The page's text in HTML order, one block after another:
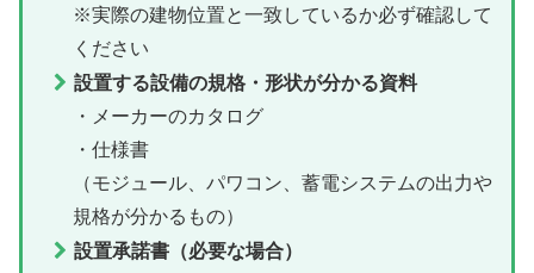
※実際の建物位置と一致しているか必ず確認して
ください
設置する設備の規格・形状が分かる資料
・メーカーのカタログ
・仕様書
（モジュール、パワコン、蓄電システムの出力や
規格が分かるもの）
設置承諾書（必要な場合）